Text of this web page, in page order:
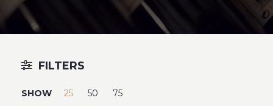
FILTERS
SHOW 25 50
75